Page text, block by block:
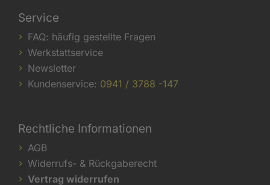
Service
FAQ: häufig gestellte Fragen
Werkstattservice
Newsletter
Kundenservice: 0941 / 3788 -147
Rechtliche Informationen
AGB
Widerrufs- & Rückgaberecht
Vertrag widerrufen